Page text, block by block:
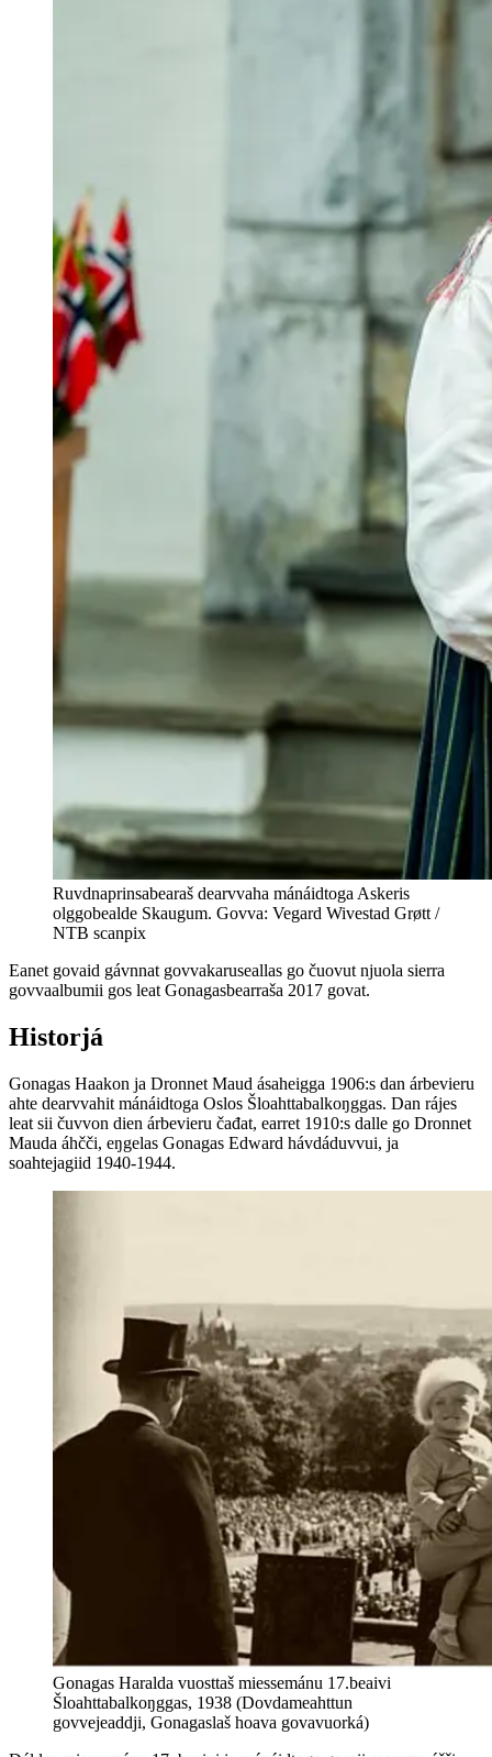
Ruvdnaprinsabearaš dearvvaha mánáidtoga Askeris
olggobealde Skaugum. Govva: Vegard Wivestad Grøtt /
NTB scanpix
Eanet govaid gávnnat govvakaruseallas go čuovut njuola sierra
govvaalbumii gos leat Gonagasbearraša 2017 govat.
Historjá
Gonagas Haakon ja Dronnet Maud ásaheigga 1906:s dan árbevieru
ahte dearvvahit mánáidtoga Oslos Šloahttabalkoŋggas. Dan rájes
leat sii čuvvon dien árbevieru čađat, earret 1910:s dalle go Dronnet
Mauda áhčči, eŋgelas Gonagas Edward hávdáduvvui, ja
soahtejagiid 1940-1944.
Gonagas Haralda vuosttaš miessemánu 17.beaivi
Šloahttabalkoŋggas, 1938 (Dovdameahttun
govvejeaddji, Gonagaslaš hoava govavuorká)